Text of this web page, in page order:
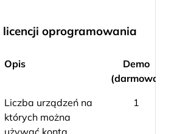
licencji oprogramowania
Opis
Demo
(darmowa)
Liczba urządzeń na
których można
używać konta
1